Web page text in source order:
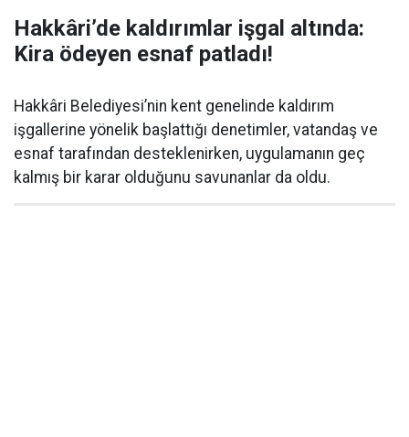
Hakkâri’de kaldırımlar işgal altında:
Kira ödeyen esnaf patladı!
Hakkâri Belediyesi’nin kent genelinde kaldırım
işgallerine yönelik başlattığı denetimler, vatandaş ve
esnaf tarafından desteklenirken, uygulamanın geç
kalmış bir karar olduğunu savunanlar da oldu.